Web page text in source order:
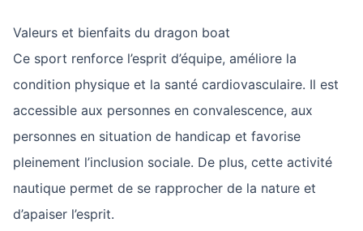
Valeurs et bienfaits du dragon boat
Ce sport renforce l’esprit d’équipe, améliore la
condition physique et la santé cardiovasculaire. Il est
accessible aux personnes en convalescence, aux
personnes en situation de handicap et favorise
pleinement l’inclusion sociale. De plus, cette activité
nautique permet de se rapprocher de la nature et
d’apaiser l’esprit.